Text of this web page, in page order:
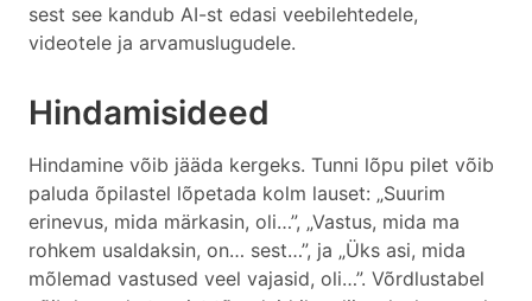
sest see kandub AI-st edasi veebilehtedele,
videotele ja arvamuslugudele.
Hindamisideed
Hindamine võib jääda kergeks. Tunni lõpu pilet võib
paluda õpilastel lõpetada kolm lauset: „Suurim
erinevus, mida märkasin, oli…”, „Vastus, mida ma
rohkem usaldaksin, on… sest…”, ja „Üks asi, mida
mõlemad vastused veel vajasid, oli…”. Võrdlustabel